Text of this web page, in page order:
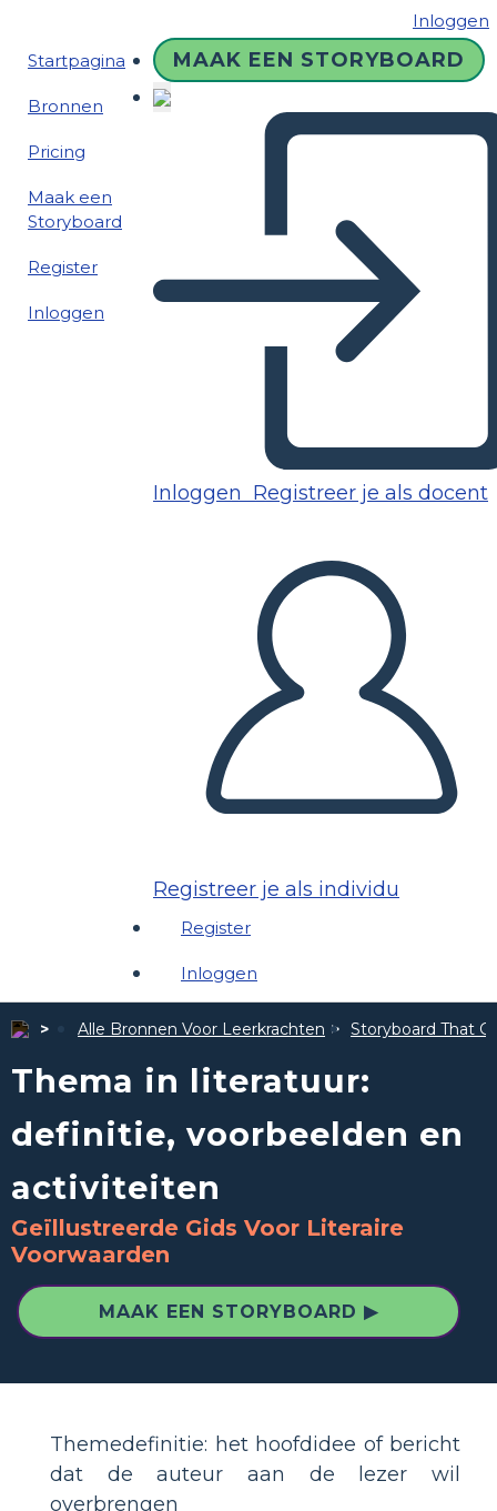
Inloggen
Startpagina
Bronnen
Pricing
Maak een
Storyboard
Register
Inloggen
MAAK EEN STORYBOARD
Inloggen Registreer je als docent
Registreer je als individu
Register
Inloggen
Alle Bronnen Voor Leerkrachten Storyboard That
Thema in literatuur:
definitie, voorbeelden en
activiteiten
Geïllustreerde Gids Voor Literaire
Voorwaarden
MAAK EEN STORYBOARD ▶
Themedefinitie: het hoofdidee of bericht
dat de auteur aan de lezer wil
overbrengen